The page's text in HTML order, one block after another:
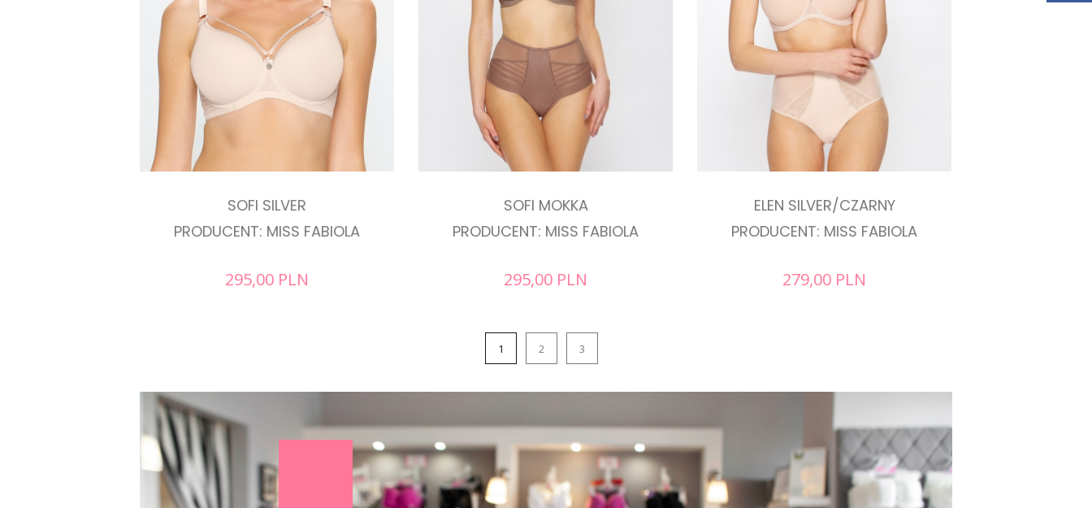
SOFI SILVER
PRODUCENT: MISS FABIOLA
295,00 PLN
SOFI MOKKA
PRODUCENT: MISS FABIOLA
295,00 PLN
ELEN SILVER/CZARNY
PRODUCENT: MISS FABIOLA
279,00 PLN
1 2 3